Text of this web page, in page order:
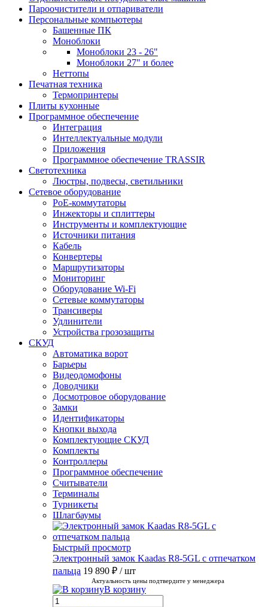
Пароочистители и отпариватели
Персональные компьютеры
Башенные ПК
Моноблоки
Моноблоки 23 - 26"
Моноблоки 27" и более
Неттопы
Печатная техника
Термопринтеры
Плиты кухонные
Программное обеспечение
Интеграция
Интеллектуальные модули
Приложения
Программное обеспечение TRASSIR
Светотехника
Люстры, подвесы, светильники
Сетевое оборудование
PoE-коммутаторы
Инжекторы и сплиттеры
Инструменты и комплектующие
Источники питания
Кабель
Конвертеры
Маршрутизаторы
Мониторинг
Оборудование Wi-Fi
Сетевые коммутаторы
Трансиверы
Удлинители
Устройства грозозащиты
СКУД
Автоматика ворот
Барьеры
Видеодомофоны
Доводчики
Досмотровое оборудование
Замки
Идентификаторы
Кнопки выхода
Комплектующие СКУД
Комплекты
Контроллеры
Программное обеспечение
Считыватели
Терминалы
Турникеты
Шлагбаумы
Быстрый просмотр
Электронный замок Kaadas R8-5GL с отпечатком
пальца 19 890 ₽ / шт
Актуальность цены подтвердите у менеджера
В корзину